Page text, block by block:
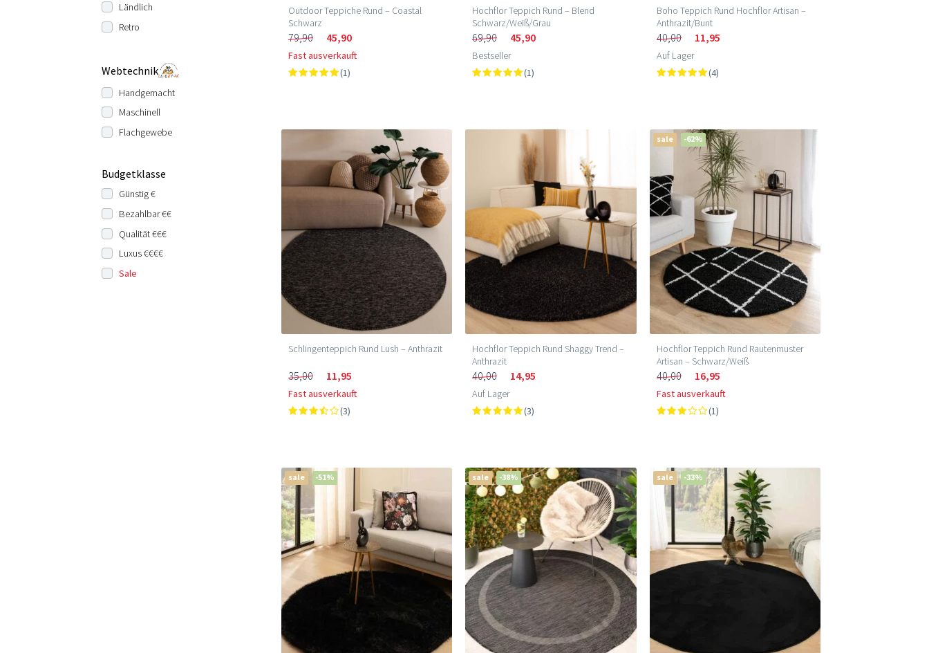
Ländlich
Retro
Webtechnik
Handgemacht
Maschinell
Flachgewebe
Budgetklasse
Günstig €
Bezahlbar €€
Qualität €€€
Luxus €€€€
Sale
Outdoor Teppiche Rund – Coastal
Schwarz
79,90 45,90
Fast ausverkauft
(1)
Hochflor Teppich Rund – Blend
Schwarz/Weiß/Grau
69,90 45,90
Bestseller
(1)
Boho Teppich Rund Hochflor Artisan –
Anthrazit/Bunt
40,00 11,95
Auf Lager
(4)
Schlingenteppich Rund Lush – Anthrazit
35,00 11,95
Fast ausverkauft
(3)
Hochflor Teppich Rund Shaggy Trend –
Anthrazit
40,00 14,95
Auf Lager
(3)
sale -62%
Hochflor Teppich Rund Rautenmuster
Artisan – Schwarz/Weiß
40,00 16,95
Fast ausverkauft
(1)
sale -51% sale -38% sale -33%